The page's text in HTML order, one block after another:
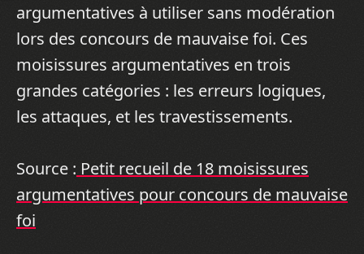
argumentatives à utiliser sans modération
lors des concours de mauvaise foi. Ces
moisissures argumentatives en trois
grandes catégories : les erreurs logiques,
les attaques, et les travestissements.
Source : Petit recueil de 18 moisissures
argumentatives pour concours de mauvaise
foi